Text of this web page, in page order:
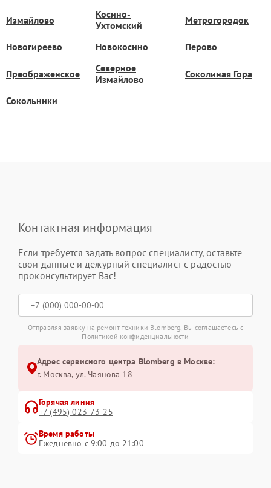
Измайлово
Косино-
Ухтомский
Метрогородок
Новогиреево Новокосино Перово
Преображенское
Северное
Измайлово
Соколиная Гора
Сокольники
Контактная информация
Если требуется задать вопрос специалисту, оставьте
свои данные и дежурный специалист с радостью
проконсультирует Вас!
Отправляя заявку на ремонт техники Blomberg, Вы соглашаетесь с
Политикой конфиденциальности
Адрес сервисного центра Blomberg в Москве:
г. Москва, ул. Чаянова 18
Горячая линия
+7 (495) 023-73-25
Время работы
Ежедневно с 9:00 до 21:00